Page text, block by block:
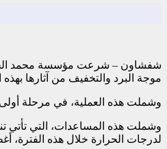
موجة البرد والتخفيف من آثارها
وشملت هذه العملية، في مرحلة
وشملت هذه المساعدات، التي تأتي
لدرجات الحرارة خلال هذه الفترة،